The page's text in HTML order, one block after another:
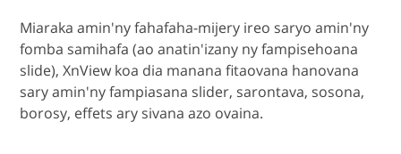
Miaraka amin'ny fahafaha-mijery ireo saryo amin'ny
fomba samihafa (ao anatin'izany ny fampisehoana
slide), XnView koa dia manana fitaovana hanovana
sary amin'ny fampiasana slider, sarontava, sosona,
borosy, effets ary sivana azo ovaina.